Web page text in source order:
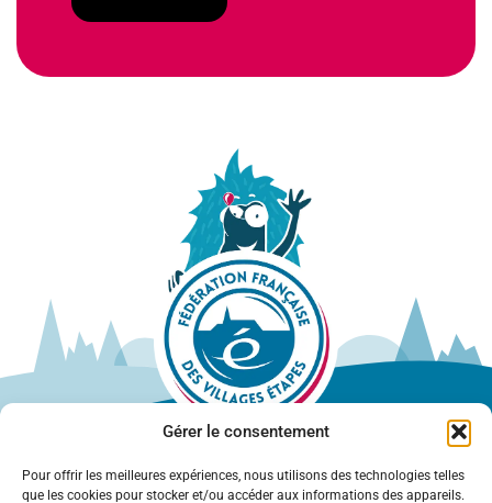
Gérer le consentement
Pour offrir les meilleures expériences, nous utilisons des technologies telles
que les cookies pour stocker et/ou accéder aux informations des appareils.